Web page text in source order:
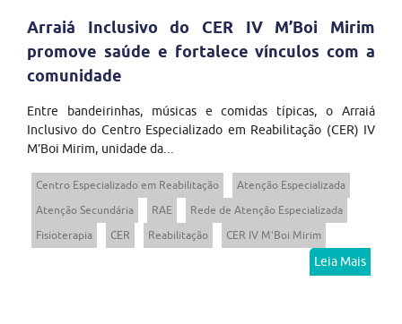
Arraiá Inclusivo do CER IV M’Boi Mirim
promove saúde e fortalece vínculos com a
comunidade
Entre bandeirinhas, músicas e comidas típicas, o Arraiá
Inclusivo do Centro Especializado em Reabilitação (CER) IV
M’Boi Mirim, unidade da...
Centro Especializado em Reabilitação
Atenção Especializada
Atenção Secundária
RAE
Rede de Atenção Especializada
Fisioterapia
CER Reabilitação CER IV M'Boi Mirim
Leia Mais